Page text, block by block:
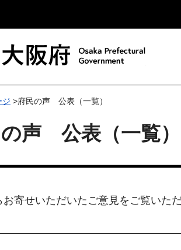
ジ >府民の声 公表（一覧）
声 公表（一覧）
お寄せいただいたご意見をご覧いただ